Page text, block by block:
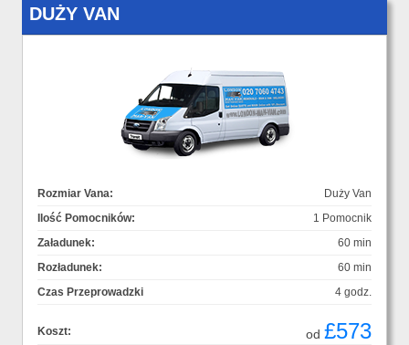
DUŻY VAN
Rozmiar Vana:
Duży Van
Ilość Pomocników:
1 Pomocnik
Załadunek:
60 min
Rozładunek:
60 min
Czas Przeprowadzki
4 godz.
Koszt: od £573